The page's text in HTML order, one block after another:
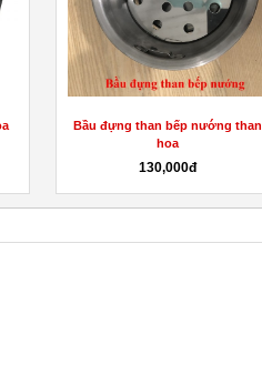
Bầu đựng than bếp nướng than
hoa
130,000đ